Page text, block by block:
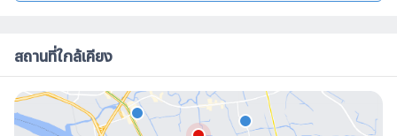
สถานที่ใกล้เคียง